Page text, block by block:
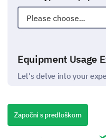
Equipment Usage
Let's delve into your
aspects of the
1
Započni s predloškom